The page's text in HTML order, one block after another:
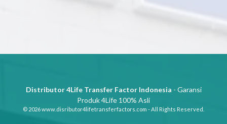
Distributor 4Life Transfer Factor Indonesia - Garansi
Produk 4Life 100% Asli
© 2026 www.disributor4lifetransferfactors.com - All Rights Reserved.